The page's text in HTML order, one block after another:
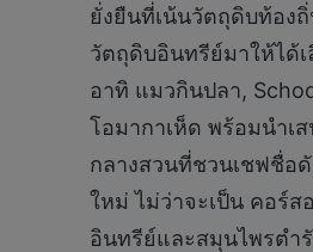
ยั่งยืนที่เน้นวัตถุดิบท้อง
วัตถุดิบอินทรีย์มาให้ได้
อาทิ แมวกินปลา,
โอมากาเห็ด พร้อมนำเ
กลางสวนที่ชวนเชฟชื่อ
ใหม่ ไม่ว่าจะเป็น คอร์
อินทรีย์และสมุนไพรตำ